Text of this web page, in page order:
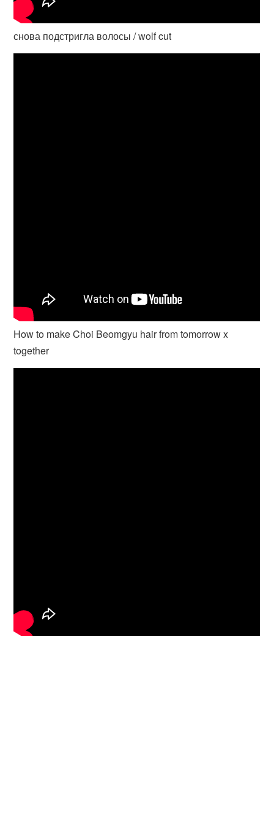
снова подстригла волосы / wolf cut
How to make Choi Beomgyu hair from tomorrow x
together